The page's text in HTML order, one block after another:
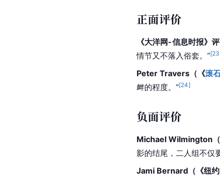
正面评价
《大洋网-信息时报》评
情节又不落入俗套。”[23
Peter Travers（《滚
衅的程度。”[24]
负面评价
Michael Wilmington
影的结尾，二人组不仅
Jami Bernard（《纽